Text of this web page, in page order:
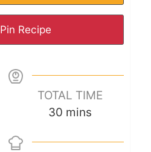
Pin Recipe
TOTAL TIME
30 mins